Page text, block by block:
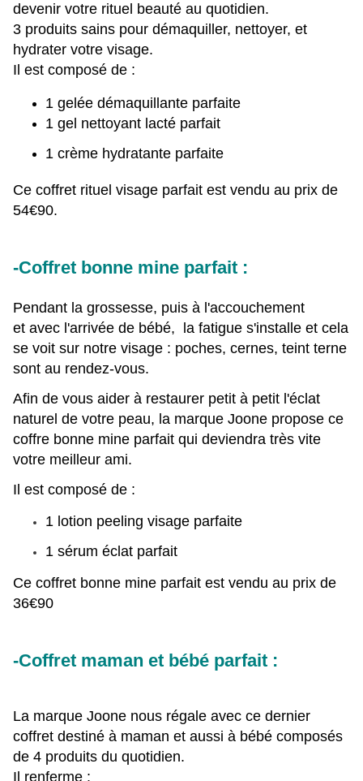
devenir votre rituel beauté au quotidien.
3 produits sains pour démaquiller, nettoyer, et
hydrater votre visage.
Il est composé de :
1 gelée démaquillante parfaite
1 gel nettoyant lacté parfait
1 crème hydratante parfaite
Ce coffret rituel visage parfait est vendu au prix de
54€90.
-Coffret bonne mine parfait :
Pendant la grossesse, puis à l'accouchement
et avec l'arrivée de bébé, la fatigue s'installe et cela
se voit sur notre visage : poches, cernes, teint terne
sont au rendez-vous.
Afin de vous aider à restaurer petit à petit l'éclat
naturel de votre peau, la marque Joone propose ce
coffre bonne mine parfait qui deviendra très vite
votre meilleur ami.
Il est composé de :
1 lotion peeling visage parfaite
1 sérum éclat parfait
Ce coffret bonne mine parfait est vendu au prix de
36€90
-Coffret maman et bébé parfait :
La marque Joone nous régale avec ce dernier
coffret destiné à maman et aussi à bébé composés
de 4 produits du quotidien.
Il renferme :